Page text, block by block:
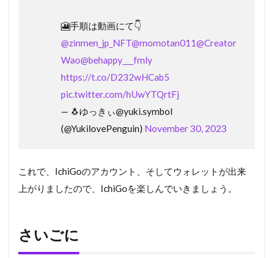
🎦手順は動画にて👇
@zinmen_jp_NFT@momotan011@Creator
Wao@behappy___fmly
https://t.co/D232wHCab5
pic.twitter.com/hUwYTQrtFj
— 🐧ゆっきぃ@yuki.symbol
(@YukilovePenguin) November 30, 2023
これで、IchiGoのアカウント、そしてウォレットが出来
上がりましたので、IchiGoを楽しんでいきましょう。
さいごに